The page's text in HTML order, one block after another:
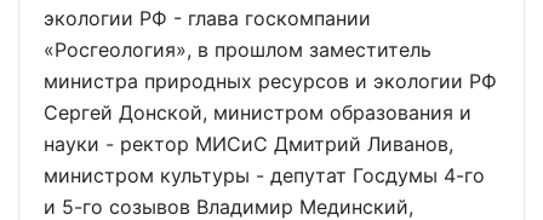
экологии РФ - глава госкомпании
«Росгеология», в прошлом заместитель
министра природных ресурсов и экологии РФ
Сергей Донской, министром образования и
науки - ректор МИСиС Дмитрий Ливанов,
министром культуры - депутат Госдумы 4-го
и 5-го созывов Владимир Мединский,